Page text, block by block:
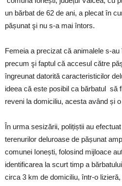
un bărbat de 62 de ani, a plecat în
pășunat şi nu s-a mai întors.
Femeia a precizat că animalele s-
precum şi faptul că accesul către
îngreunat datorită caracteristicilor
ideea că este posibil ca bărbatul să
reveni la domiciliu, acesta având și
În urma sesizării, polițiștii au
terenurilor deluroase de pășunat
comunei Ionești, folosind mijloace
identificarea la scurt timp a
circa 3 km de domiciliu, într-o